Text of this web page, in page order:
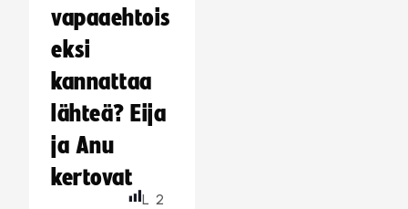
vapaaehtois
eksi
kannattaa
lähteä? Eija
ja Anu
kertovat
L 2